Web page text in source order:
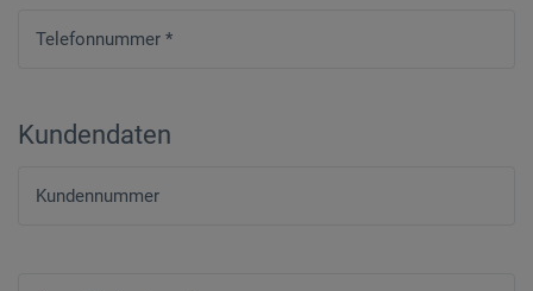
Telefonnummer *
Kundendaten
Kundennummer